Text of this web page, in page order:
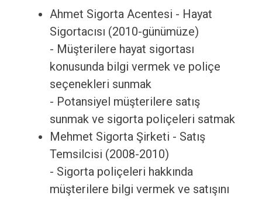
Ahmet Sigorta Acentesi - Hayat
Sigortacısı (2010-günümüze)
- Müşterilere hayat sigortası
konusunda bilgi vermek ve poliçe
seçenekleri sunmak
- Potansiyel müşterilere satış
sunmak ve sigorta poliçeleri satmak
Mehmet Sigorta Şirketi - Satış
Temsilcisi (2008-2010)
- Sigorta poliçeleri hakkında
müşterilere bilgi vermek ve satışını